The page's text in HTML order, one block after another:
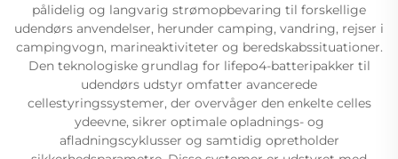
pålidelig og langvarig strømopbevaring til forskellige
udendørs anvendelser, herunder camping, vandring, rejser i
campingvogn, marineaktiviteter og beredskabssituationer.
Den teknologiske grundlag for lifepo4-batteripakker til
udendørs udstyr omfatter avancerede
cellestyringssystemer, der overvåger den enkelte celles
ydeevne, sikrer optimale opladnings- og
afladningscyklusser og samtidig opretholder